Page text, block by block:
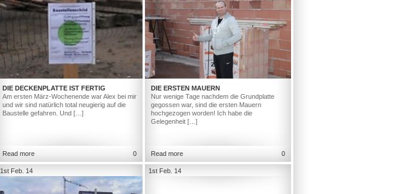
DIE DECKENPLATTE IST FERTIG
Am ersten März-Wochenende war Alex bei mir
und wir sind natürlich total neugierig auf die
Baustelle gefahren. Und […]
Read more 0
DIE ERSTEN MAUERN
Nur wenige Tage nachdem die Grundplatte
gegossen war, sind die ersten Mauern
hochgezogen worden! Ich habe die
Gelegenheit […]
Read more 0
1st Feb. 14 1st Feb. 14